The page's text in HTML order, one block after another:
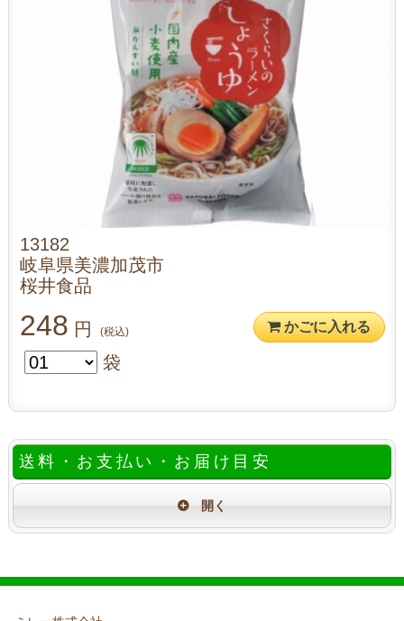
13182
岐阜県美濃加茂市
桜井食品
248 円 (税込) かごに入れる
袋
送料・お支払い・お届け目安